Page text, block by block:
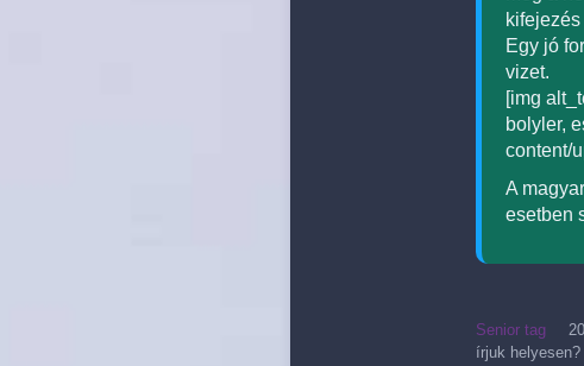
Egy jó
vizet.
[img
bolyler,
content/
A
esetben
Senior tag
írjuk helyesen?